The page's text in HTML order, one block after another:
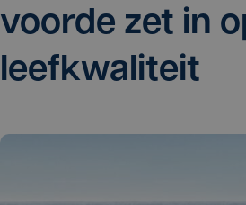
voor­de zet in
leefkwaliteit